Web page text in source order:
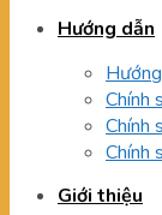
Hướng dẫn
Chính
Chính
Chính
Giới thiệu